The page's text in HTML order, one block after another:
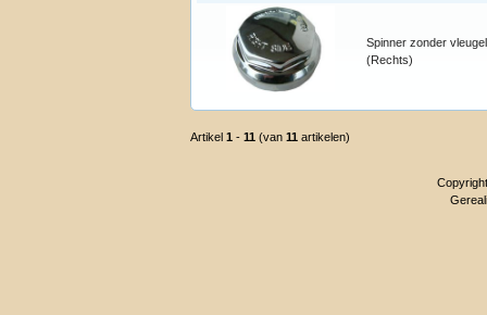
Spinner zonder
(Rechts)
Artikel 1 - 11 (van 11 artikelen)